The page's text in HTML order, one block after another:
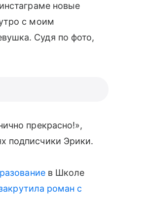
новые
с моим
Судя по фото,
прекрасно!»,
подписчики Эрики.
в Школе
роман с